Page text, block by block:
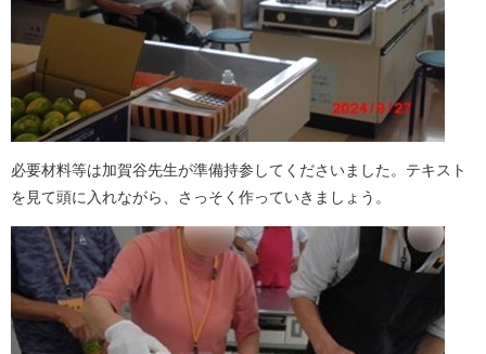
必要材料等は加賀谷先生が準備持参してくださいました。テキスト
を見て頭に入れながら、さっそく作っていきましょう。